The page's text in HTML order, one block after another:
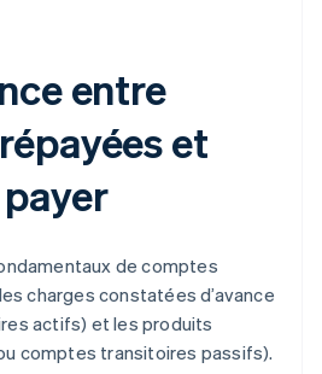
entre
et
de comptes
charges constatées d’avance
actifs) et les produits
comptes transitoires passifs).